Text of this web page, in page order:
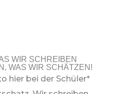
WIR SCHREIBEN
WAS WIR SCHÄTZEN!
hier bei der Schüler*